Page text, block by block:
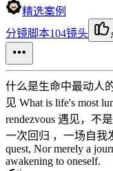
精选案例
分镜脚本104镜头
什么是生命中最动人
见 What is life's most
rendezvous 遇见，不
一次回归 ，一场自我
quest, Nor merely a
awakening to oneself.